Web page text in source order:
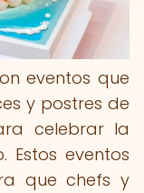
eventos que
y postres de
celebrar la
Estos eventos
que chefs y